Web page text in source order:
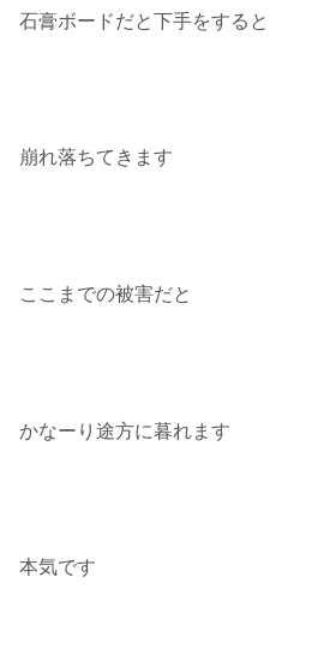
石膏ボードだと下手をすると
崩れ落ちてきます
ここまでの被害だと
かなーり途方に暮れます
本気です